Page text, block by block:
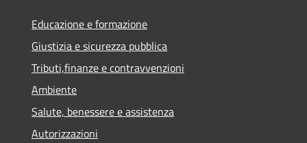
Educazione e formazione
Giustizia e sicurezza pubblica
Tributi,finanze e contravvenzioni
Ambiente
Salute, benessere e assistenza
Autorizzazioni